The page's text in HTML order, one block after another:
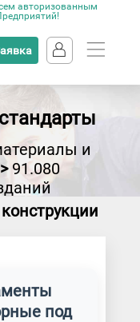
авторизованным
и
> 91.080
под